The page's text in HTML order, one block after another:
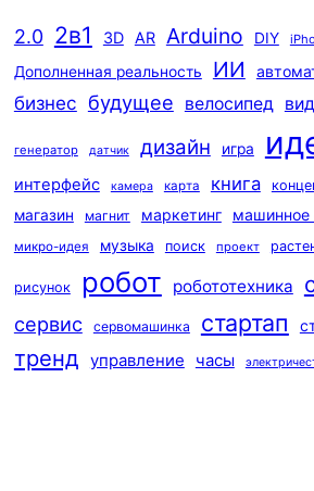
2.0 2в1 3D AR Arduino DIY
Дополненная реальность ИИ
бизнес будущее велосипед
генератор датчик дизайн игра
интерфейс камера карта книга
магазин магнит маркетинг машинное
микро-идея музыка поиск проект
рисунок робот робототехника
сервис сервомашинка стартап
тренд управление часы